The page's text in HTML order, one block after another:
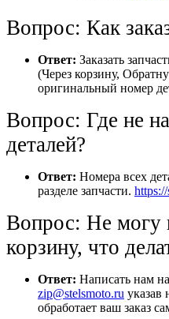
Вопрос: Как
Ответ: Заказать
(Через корзину,
оригинальный номер
Вопрос: Где не
деталей?
Ответ: Номера всех
разделе запчасти.
Вопрос: Не могу
корзину, что
Ответ: Написать нам
zip@stelsmoto.ru указав
обработает ваш заказ